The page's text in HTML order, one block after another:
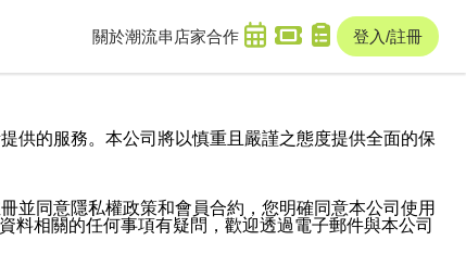
關於潮流串 店家合作 登入/註冊
供的服務。本公司將以慎重且嚴謹之態度提供全面的保
並同意隱私權政策和會員合約，您明確同意本公司使用
料相關的任何事項有疑問，歡迎透過電子郵件與本公司